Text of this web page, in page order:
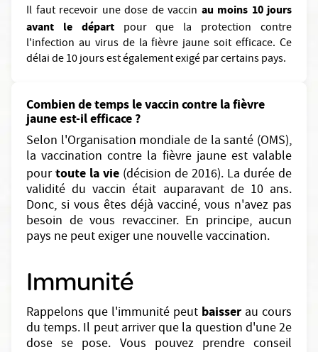
Il faut recevoir une dose de vaccin au moins 10 jours
avant le départ pour que la protection contre
l'infection au virus de la fièvre jaune soit efficace. Ce
délai de 10 jours est également exigé par certains pays.
Combien de temps le vaccin contre la fièvre
jaune est-il efficace ?
Selon l'Organisation mondiale de la santé (OMS),
la vaccination contre la fièvre jaune est valable
pourtoute la vie (décision de 2016). La durée de
validité du vaccin était auparavant de 10 ans.
Donc, si vous êtes déjà vacciné, vous n'avez pas
besoin de vous revacciner. En principe, aucun
pays ne peut exiger une nouvelle vaccination.
Immunité
Rappelons que l'immunité peut baisser au cours
du temps. Il peut arriver que la question d'une 2e
dose se pose. Vous pouvez prendre conseil